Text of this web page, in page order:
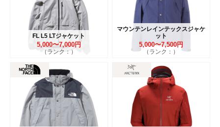
FL L5 LTジャケット
5,000〜7,000円
（ランク：）
マウンテンレインテックスジャケ
ット
5,000〜7,500円
（ランク：）